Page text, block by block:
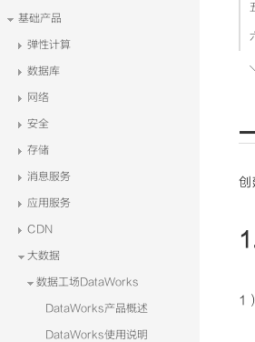
基础产品
弹性计算
数据库
网络
安全
存储
消息服务
应用服务
CDN
大数据
数据工场DataWorks
DataWorks产品概述
DataWorks使用说明
创
1